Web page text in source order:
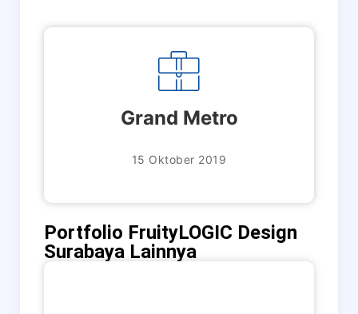
Grand Metro
15 Oktober 2019
Portfolio FruityLOGIC Design
Surabaya Lainnya